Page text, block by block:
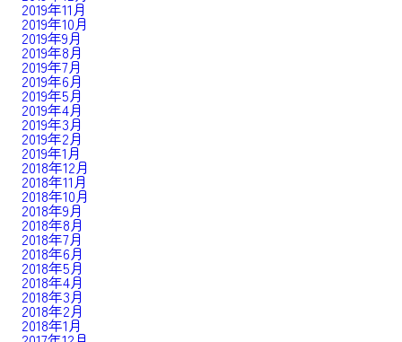
2019年11月
2019年10月
2019年9月
2019年8月
2019年7月
2019年6月
2019年5月
2019年4月
2019年3月
2019年2月
2019年1月
2018年12月
2018年11月
2018年10月
2018年9月
2018年8月
2018年7月
2018年6月
2018年5月
2018年4月
2018年3月
2018年2月
2018年1月